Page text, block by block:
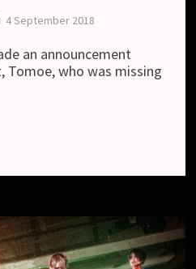
4 September 2018
an announcement
Tomoe, who was missing